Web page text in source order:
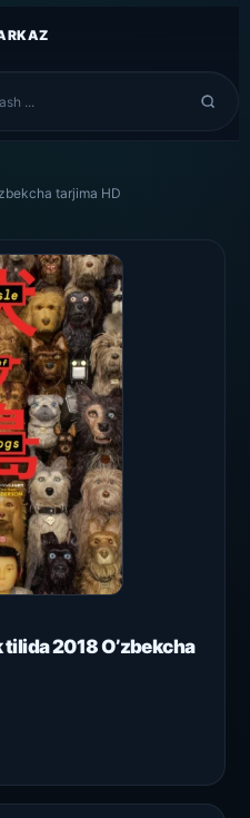
tarjima HD
2018 O’zbekcha